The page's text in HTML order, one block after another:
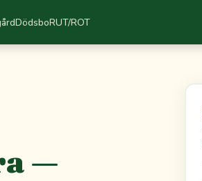
DödsboRUT/ROT
—